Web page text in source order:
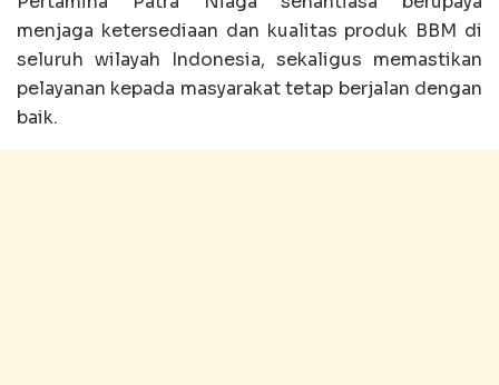
menjaga ketersediaan dan kualitas produk BBM di
seluruh wilayah Indonesia, sekaligus memastikan
pelayanan kepada masyarakat tetap berjalan dengan
baik.